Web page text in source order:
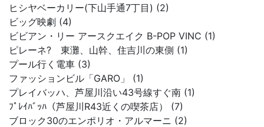
ヒシヤベーカリー(下山手通7丁目) (2)
ビッグ映劇 (4)
ビビアン・リー アースクエイク B-POP VINC (1)
ピレーネ? 東灘、山幹、住吉川の東側 (1)
プール行く電車 (3)
ファッションビル「GARO」 (1)
プレイバッハ、芦屋川沿い43号線すぐ南 (1)
ﾌﾟﾚｲﾊﾞｯﾊ（芦屋川R43近くの喫茶店） (7)
ブロック30のエンポリオ・アルマーニ (2)